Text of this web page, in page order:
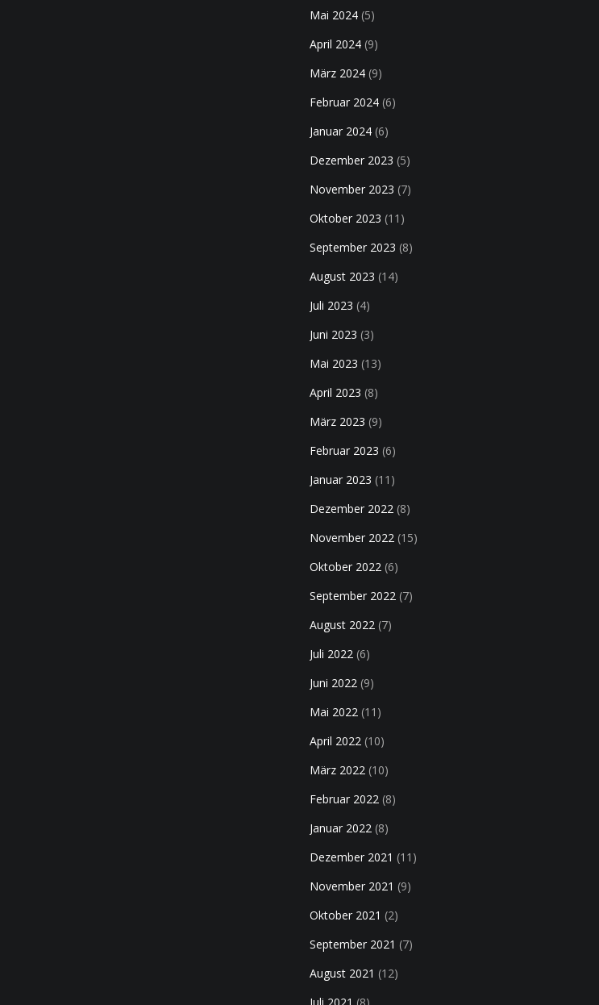
Mai 2024(5)
April 2024(9)
März 2024(9)
Februar 2024(6)
Januar 2024(6)
Dezember 2023 (5)
November 2023 (7)
Oktober 2023 (11)
September 2023 (8)
August 2023 (14)
Juli 2023 (4)
Juni 2023 (3)
Mai 2023 (13)
April 2023 (8)
März 2023 (9)
Februar 2023 (6)
Januar 2023 (11)
Dezember 2022(8)
November 2022(15)
Oktober 2022(6)
September 2022(7)
August 2022(7)
Juli 2022(6)
Juni 2022(9)
Mai 2022(11)
April 2022(10)
März 2022(10)
Februar 2022(8)
Januar 2022(8)
Dezember 2021 (11)
November 2021 (9)
Oktober 2021 (2)
September 2021 (7)
August 2021 (12)